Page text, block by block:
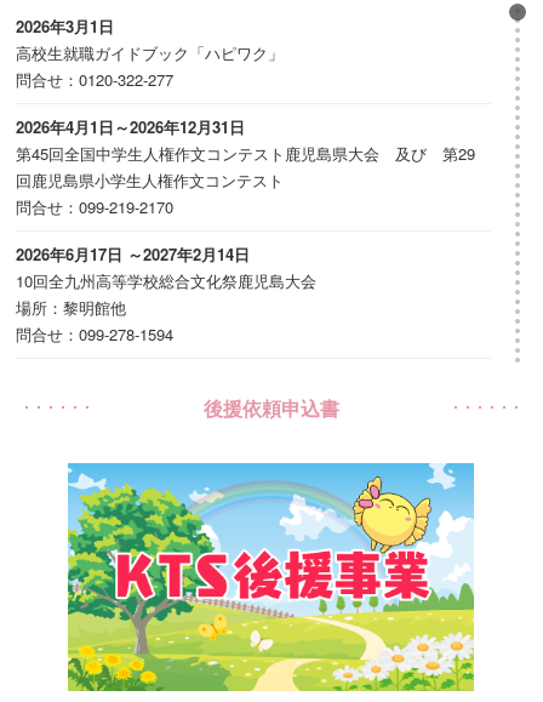
2026年3月1日
高校生就職ガイドブック「ハピワク」
問合せ：0120-322-277
2026年4月1日～2026年12月31日
第45回全国中学生人権作文コンテスト鹿児島県大会 及び 第29
回鹿児島県小学生人権作文コンテスト
問合せ：099-219-2170
2026年6月17日 ～2027年2月14日
10回全九州高等学校総合文化祭鹿児島大会
場所：黎明館他
問合せ：099-278-1594
文化庁100年フード認定記念つけあげアレンジレシピコンテスト
問合せ：0996-32-2049
2026年7月1日～2027年3月31日
鹿児島キッズプログラミングコンテスト
場所：表彰式会場：鹿児島大学
問合せ：099－203－0408
2026年7月1日～2026年8月31日（応募期間）
まもろう動物の命 絵画コンクール2026
場所：第一生命保険株式会社鹿児島支社
後援依頼申込書